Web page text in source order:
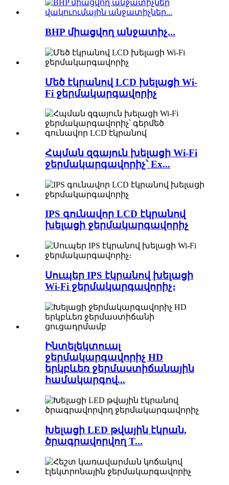
BHP միացվող անջատիչ...
Մեծ էկրանով LCD խելացի Wi-
Fi ջերմակարգավորիչ
Հպման զգայուն խելացի Wi-Fi
ջերմակարգավորիչ՝ Ex...
IPS գունավոր LCD էկրանով
խելացի ջերմակարգավորիչ
Սուպեր IPS էկրանով խելացի
Wi-Fi ջերմակարգավորիչ։
Ինտելեկտուալ
ջերմակարգավորիչ HD
երկբևեռ ջերմաստիճանային
համակարգով...
Խելացի LED թվային էկրան,
ծրագրավորվող T...